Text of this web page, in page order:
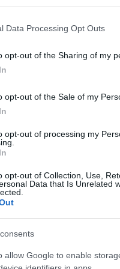
Data Processing Opt Outs
opt-out of the Sharing of my
opt-out of the Sale of my
opt-out of processing my
opt-out of Collection, Use,
Data that Is Unrelated
allow Google to enable
παραμένει
2-2 σετ (Κόρινθος,
του,
ρυθμό.